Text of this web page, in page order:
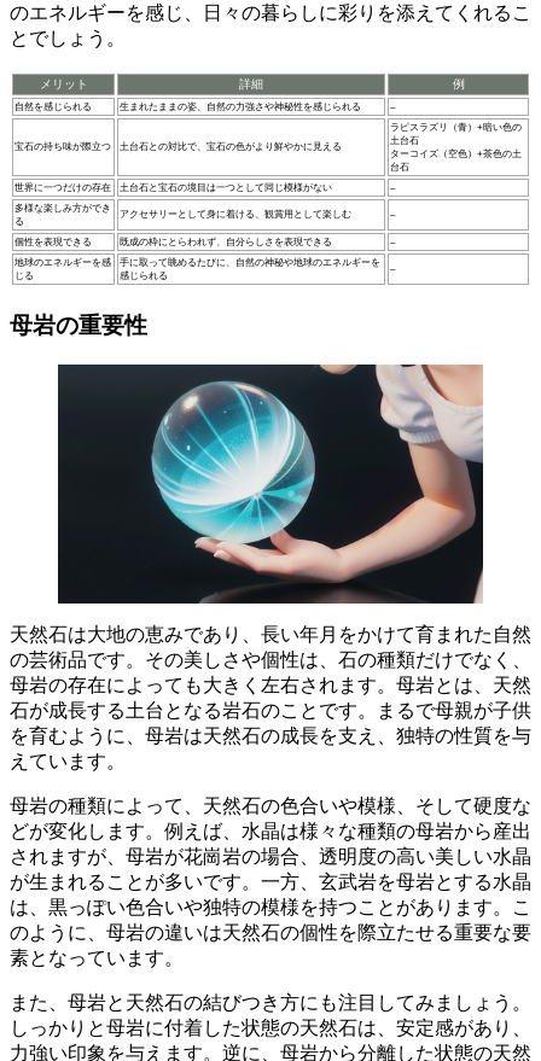
のエネルギーを感じ、日々の暮らしに彩りを添えてくれるこ
とでしょう。
メリット 詳細 例
自然を感じられる 生まれたままの姿、自然の力強さや神秘性を感じられる –
宝石の持ち味が際立つ 土台石との対比で、宝石の色がより鮮やかに見える
ラピスラズリ（青）+暗い色の
土台石
ターコイズ（空色）+茶色の土
台石
世界に一つだけの存在
土台石と宝石の境目は一つとして同じ模様がない
–
多様な楽しみ方ができ
る
アクセサリーとして身に着ける、観賞用として楽しむ –
個性を表現できる 既成の枠にとらわれず、自分らしさを表現できる
–
地球のエネルギーを感
じる
手に取って眺めるたびに、自然の神秘や地球のエネルギーを
感じられる
–
母岩の重要性
天然石は大地の恵みであり、長い年月をかけて育まれた自然
の芸術品です。 その美しさや個性は、石の種類だけでなく、
母岩の存在によっても大きく左右されます。母岩とは、天然
石が成長する土台となる岩石のことです。まるで母親が子供
を育むように、母岩は天然石の成長を支え、独特の性質を与
えています。
母岩の種類によって、天然石の色合いや模様、そして硬度な
どが変化します。例えば、水晶は様々な種類の母岩から産出
されますが、母岩が花崗岩の場合、透明度の高い美しい水晶
が生まれることが多いです。一方、玄武岩を母岩とする水晶
は、黒っぽい色合いや独特の模様を持つことがあります。こ
のように、 母岩の違いは天然石の個性を際立たせる重要な要
素となっています。
また、母岩と天然石の結びつき方にも注目してみましょう。
しっかりと母岩に付着した状態の天然石は、安定感があり、
力強い印象を与えます。逆に、母岩から分離した状態の天然